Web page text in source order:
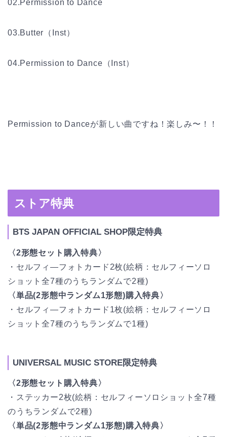
02.Permission to Dance
03.Butter（Inst）
04.Permission to Dance（Inst）
Permission to Danceが新しい曲ですね！楽しみ〜！！
ストア特典
BTS JAPAN OFFICIAL SHOP限定特典
〈2形態セット購入特典〉
・セルフィ―フォトカード2枚(絵柄：セルフィーソロ
ショット全7種のうちランダムで2種)
〈単品(2形態中ランダム1形態)購入特典〉
・セルフィ―フォトカード1枚(絵柄：セルフィーソロ
ショット全7種のうちランダムで1種)
UNIVERSAL MUSIC STORE限定特典
〈2形態セット購入特典〉
・ステッカー2枚(絵柄：セルフィーソロショット全7種
のうちランダムで2種)
〈単品(2形態中ランダム1形態)購入特典〉